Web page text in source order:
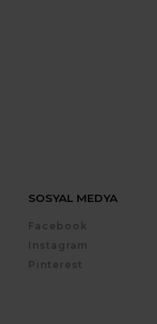
SOSYAL MEDYA
Facebook
Instagram
Pinterest